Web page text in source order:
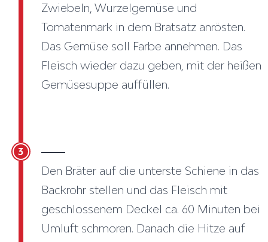
Zwiebeln, Wurzelgemüse und
Tomatenmark in dem Bratsatz anrösten.
Das Gemüse soll Farbe annehmen. Das
Fleisch wieder dazu geben, mit der heißen
Gemüsesuppe auffüllen.
3
Den Bräter auf die unterste Schiene in das
Backrohr stellen und das Fleisch mit
geschlossenem Deckel ca. 60 Minuten bei
Umluft schmoren. Danach die Hitze auf